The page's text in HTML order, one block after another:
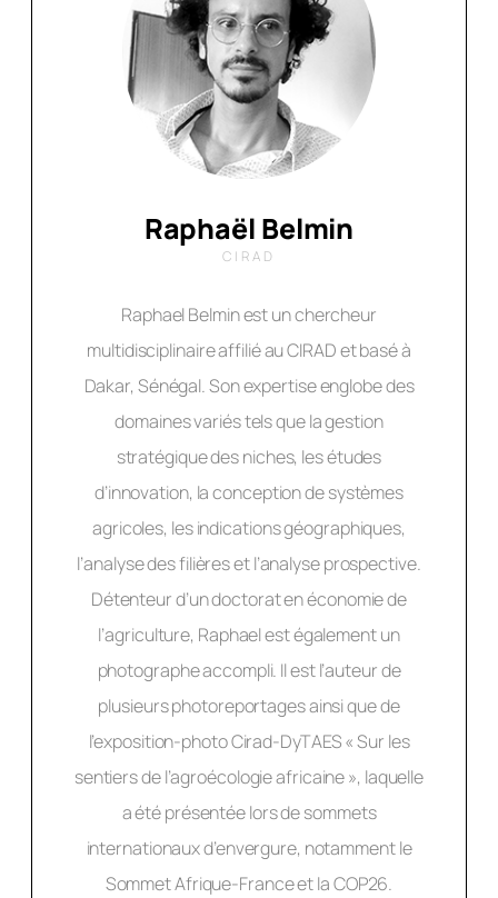
Raphaël Belmin
CIRAD
Raphael Belmin est un chercheur
multidisciplinaire affilié au CIRAD et basé à
Dakar, Sénégal. Son expertise englobe des
domaines variés tels que la gestion
stratégique des niches, les études
d’innovation, la conception de systèmes
agricoles, les indications géographiques,
l’analyse des filières et l’analyse prospective.
Détenteur d’un doctorat en économie de
l’agriculture, Raphael est également un
photographe accompli. Il est l’auteur de
plusieurs photoreportages ainsi que de
l’exposition-photo Cirad-DyTAES « Sur les
sentiers de l’agroécologie africaine », laquelle
a été présentée lors de sommets
internationaux d’envergure, notamment le
Sommet Afrique-France et la COP26.